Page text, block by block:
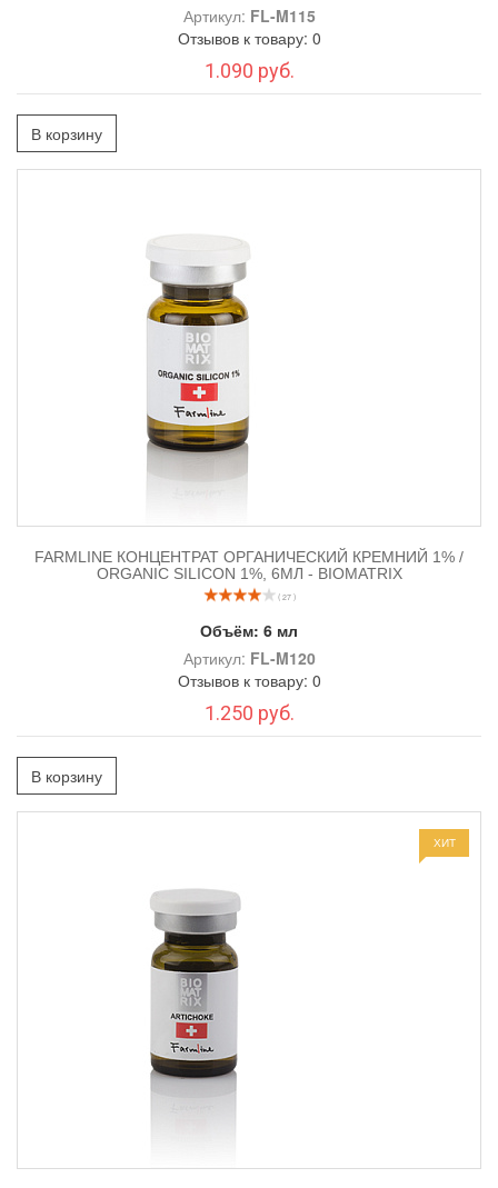
Артикул: FL-M115
Отзывов к товару: 0
1.090 руб.
В корзину
FARMLINE КОНЦЕНТРАТ ОРГАНИЧЕСКИЙ КРЕМНИЙ 1% /
ORGANIC SILICON 1%, 6МЛ - BIOMATRIX
( 27 )
Объём: 6 мл
Артикул: FL-M120
Отзывов к товару: 0
1.250 руб.
В корзину
ХИТ